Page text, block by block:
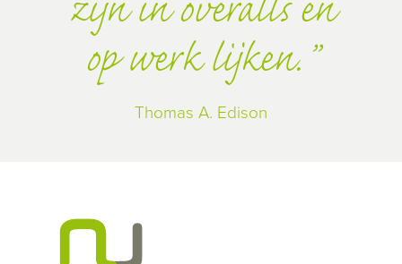
zijn in overalls en
op werk lijken.
Thomas A. Edison